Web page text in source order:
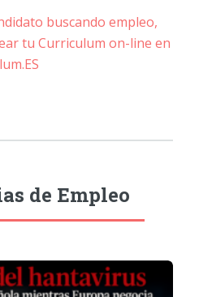
buscando empleo,
tu Curriculum on-line en
de Empleo